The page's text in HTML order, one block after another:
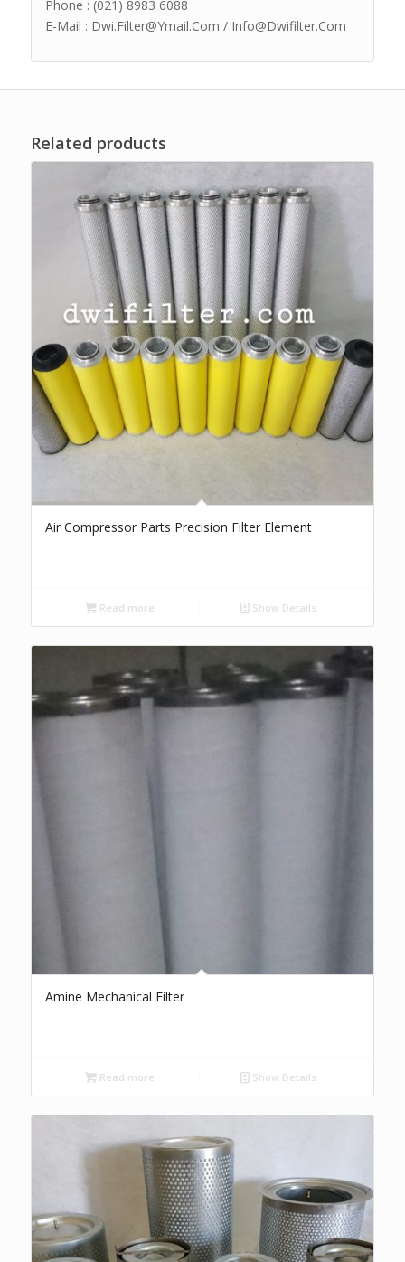
Phone : (021) 8983 6088
E-Mail : Dwi.Filter@Ymail.Com / Info@Dwifilter.Com
Related products
Air Compressor Parts Precision Filter Element
Read more Show Details
Amine Mechanical Filter
Read more Show Details